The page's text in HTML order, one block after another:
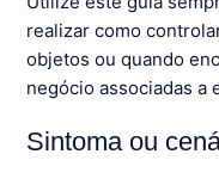
realizar como
objetos ou quando
negócio associadas a
Sintoma ou